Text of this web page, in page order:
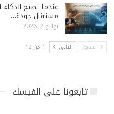
عندما يصبح
مستقبل جودة…
يوليو 2, 2026
السابق التالي 1 من 12
تابعونا على الفيسك